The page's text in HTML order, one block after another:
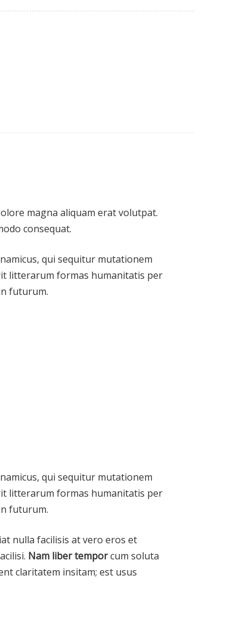
magna aliquam erat volutpat.
consequat.
qui sequitur mutationem
litterarum formas humanitatis per
futurum.
qui sequitur mutationem
litterarum formas humanitatis per
futurum.
nulla facilisis at vero eros et
Nam liber temporcum soluta
claritatem insitam; est usus